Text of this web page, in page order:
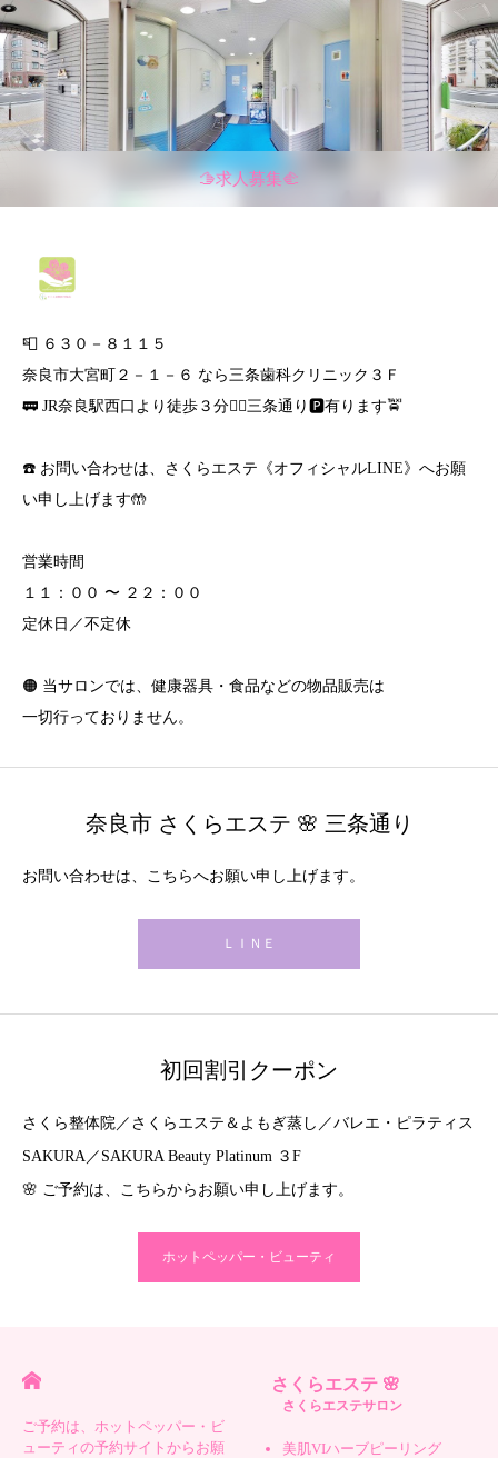
🫱求人募集🫲
📮 ６３０－８１１５
奈良市大宮町２－１－６ なら三条歯科クリニック３Ｆ
🚃 JR奈良駅西口より徒歩３分🚶‍♀️三条通り🅿️有ります🚖
☎️ お問い合わせは、さくらエステ《オフィシャルLINE》へお願
い申し上げます🤲
営業時間
１１：００ 〜 ２２：００
定休日／不定休
🟠 当サロンでは、健康器具・食品などの物品販売は
一切行っておりません。
奈良市 さくらエステ 🌸 三条通り
お問い合わせは、こちらへお願い申し上げます。
ＬＩＮＥ
初回割引クーポン
さくら整体院／さくらエステ＆よもぎ蒸し／バレエ・ピラティス
SAKURA／SAKURA Beauty Platinum ３F
🌸 ご予約は、こちらからお願い申し上げます。
ホットペッパー・ビューティ
ご予約は、ホットペッパー・ビ
ューティの予約サイトからお願
さくらエステ 🌸
さくらエステサロン
美肌VIハーブピーリング